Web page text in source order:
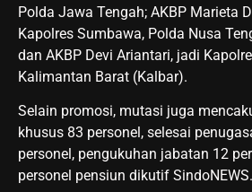
Polda Jawa Tengah; AKBP Marieta
Kapolres Sumbawa, Polda Nusa
dan AKBP Devi Ariantari, jadi
Kalimantan Barat (Kalbar).
Selain promosi, mutasi juga
khusus 83 personel, selesai
personel, pengukuhan jabatan 12
personel pensiun dikutif SindoNEWS.